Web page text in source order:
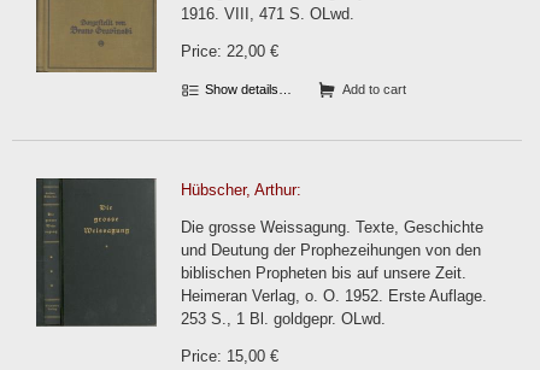
1916. VIII, 471 S. OLwd.
Price: 22,00 €
Show details… Add to cart
Hübscher, Arthur:
Die grosse Weissagung. Texte, Geschichte
und Deutung der Prophezeihungen von den
biblischen Propheten bis auf unsere Zeit.
Heimeran Verlag, o. O. 1952. Erste Auflage.
253 S., 1 Bl. goldgepr. OLwd.
Price: 15,00 €